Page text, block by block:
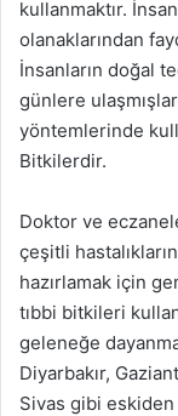
kullanmaktır.
olanaklarından
İnsanların doğal
günlere
yöntemlerinde
Bitkilerdir.
Doktor ve
çeşitli
hazırlamak için
tıbbi bitkileri
geleneğe
Diyarbakır,
Sivas gibi